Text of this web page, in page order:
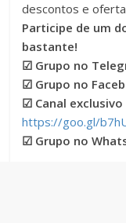
descontos e
Participe de um
bastante!
☑ Grupo no
☑ Grupo no
☑ Canal
https://goo.gl/
☑ Grupo no